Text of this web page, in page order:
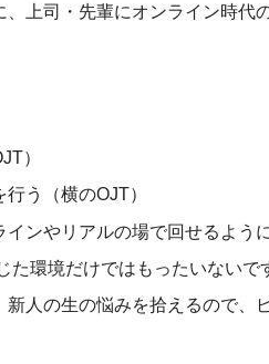
上司・先輩にオンライン時代
）
う（横のOJT）
インやリアルの場で回せるよう
環境だけではもったいないで
人の生の悩みを拾えるので、